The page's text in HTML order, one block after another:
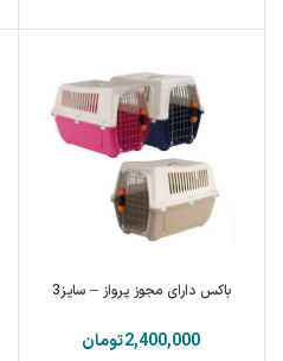
باکس دارای مجوز پرواز – سایز3
تومان